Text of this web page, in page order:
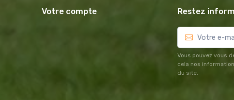
Votre compte Restez
Vous pouvez vous
cela nos
du site.